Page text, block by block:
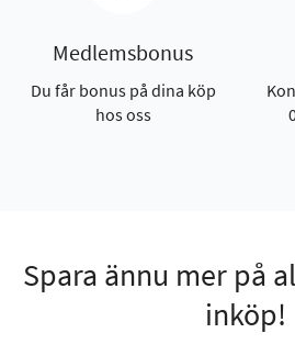
Medlemsbonus
Du får bonus på dina köp
hos oss
Spara ännu mer på
inköp!